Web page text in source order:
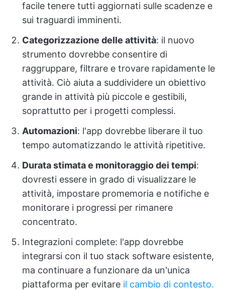
facile tenere tutti aggiornati sulle scadenze e
sui traguardi imminenti.
Categorizzazione delle attività: il nuovo
strumento dovrebbe consentire di
raggruppare, filtrare e trovare rapidamente le
attività. Ciò aiuta a suddividere un obiettivo
grande in attività più piccole e gestibili,
soprattutto per i progetti complessi.
Automazioni: l'app dovrebbe liberare il tuo
tempo automatizzando le attività ripetitive.
Durata stimata e monitoraggio dei tempi:
dovresti essere in grado di visualizzare le
attività, impostare promemoria e notifiche e
monitorare i progressi per rimanere
concentrato.
Integrazioni complete: l'app dovrebbe
integrarsi con il tuo stack software esistente,
ma continuare a funzionare da un'unica
piattaforma per evitare il cambio di contesto.